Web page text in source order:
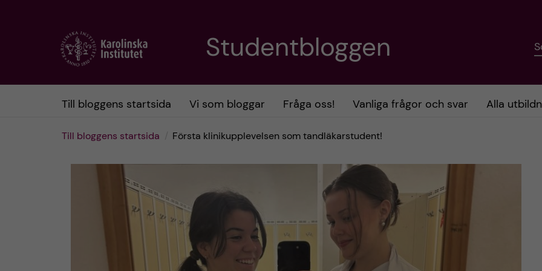
Studentbloggen
Till bloggens startsida Vi som bloggar Fråga oss! Vanliga frågor och svar Alla
Till bloggens startsida Första klinikupplevelsen som tandläkarstudent!